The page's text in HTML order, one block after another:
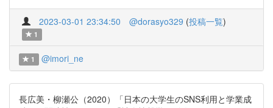
2023-03-01 23:34:50 @dorasyo329 (投稿一覧)
1
1 @imori_ne
長広美・柳瀬公（2020）「日本の大学生のSNS利用と学業成